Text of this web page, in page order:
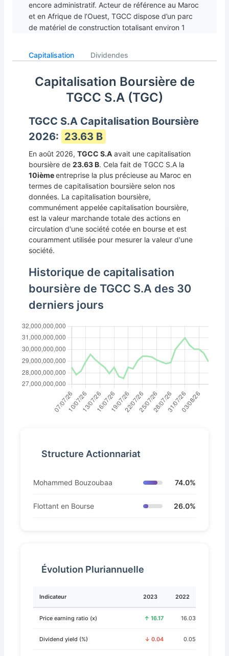
encore administratif. Acteur de référence au Maroc
et en Afrique de l’Ouest, TGCC dispose d’un parc
de matériel de construction totalisant environ 1
Terminal 1 de l’aéroport Mohammed V, la nouvelle
Tanger ou encore le grand théâtre de Casablanca.
Dans le cadre de sa stratégie de diversification,
dans les travaux publiques via la réalisation de
divers ouvrages d’arts (ponts, viaducs…), de
barrages et d’ouvrages maritimes. TGCC est
dirigée par M. Mohammed BOUZOUBAA.
Capitalisation Dividendes
Capitalisation Boursière de
TGCC S.A (TGC)
TGCC S.A Capitalisation Boursière
2026: 23.63 B
En août 2026, TGCC S.A avait une capitalisation
boursière de 23.63 B. Cela fait de TGCC S.A la
10ièmeentreprise la plus précieuse au Maroc en
termes de capitalisation boursière selon nos
données. La capitalisation boursière,
communément appelée capitalisation boursière,
est la valeur marchande totale des actions en
circulation d'une société cotée en bourse et est
couramment utilisée pour mesurer la valeur d'une
société.
Historique de capitalisation
boursière de TGCC S.A des 30
derniers jours
Structure Actionnariat
Mohammed Bouzoubaa 74.0%
Flottant en Bourse 26.0%
Évolution Pluriannuelle
Indicateur 2023 2022
Price earning ratio (x) ↑ 16.17 16.03
Dividend yield (%) ↓ 0.04 0.05